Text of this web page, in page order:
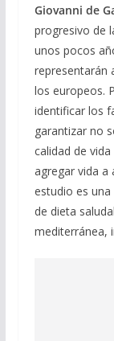
Giovanni de
progresivo de
unos pocos
representarán
los europeos.
identificar los
garantizar no
calidad de
agregar vida a
estudio es
de dieta
mediterránea,